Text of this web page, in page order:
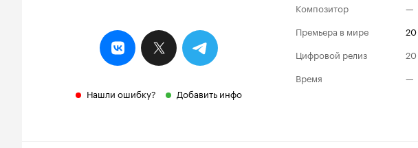
Нашли ошибку? Добавить инфо
Композитор
—
Премьера в мире
Цифровой релиз
Время
—